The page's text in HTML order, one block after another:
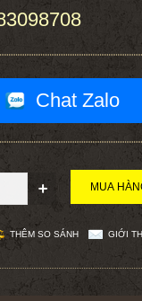
Chat Zalo
THÊM SO SÁNH GIỚI